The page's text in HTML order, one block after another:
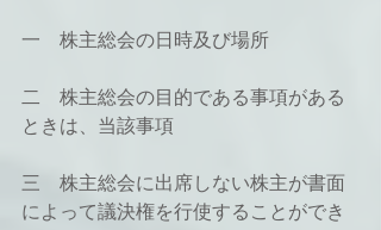
一　株主総会の日時及び場所
二　株主総会の目的である事項がある
ときは、当該事項
三　株主総会に出席しない株主が書面
によって議決権を行使することができ